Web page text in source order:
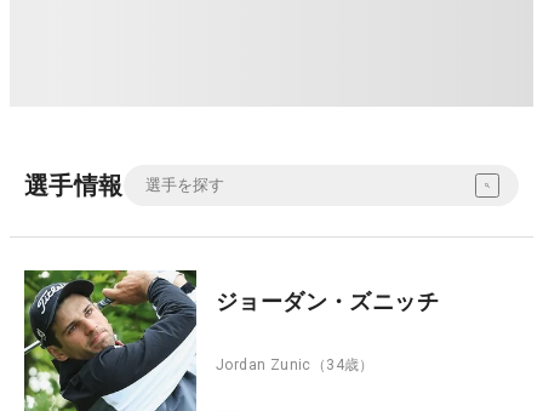
選手情報
ジョーダン・ズニッチ
Jordan Zunic （34歳）